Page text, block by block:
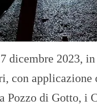
dicembre 2023,
con applicazione
Pozzo di Gotto, i